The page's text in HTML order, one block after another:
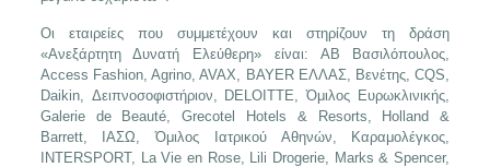
Οι εταιρείες που συμμετέχουν και στηρίζουν τη δράση
«Ανεξάρτητη Δυνατή Ελεύθερη» είναι: ΑΒ Βασιλόπουλος,
Access Fashion, Agrino, AVAX, BAYER ΕΛΛΑΣ, Βενέτης, CQS,
Daikin, Δειπνοσοφιστήριον, DELOITTE, Όμιλος Ευρωκλινικής,
Galerie de Beauté, Grecotel Hotels & Resorts, Holland &
Barrett, ΙΑΣΩ, Όμιλος Ιατρικού Αθηνών, Καραμολέγκος,
INTERSPORT, La Vie en Rose, Lili Drogerie, Marks & Spencer,